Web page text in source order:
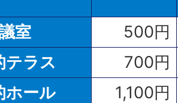
室
500円
テラス
700円
ホール
1,100円